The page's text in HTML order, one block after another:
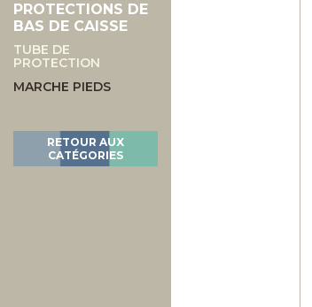
PROTECTIONS DE
BAS DE CAISSE
TUBE DE
PROTECTION
MARCHE PIEDS
RETOUR AUX
CATÉGORIES